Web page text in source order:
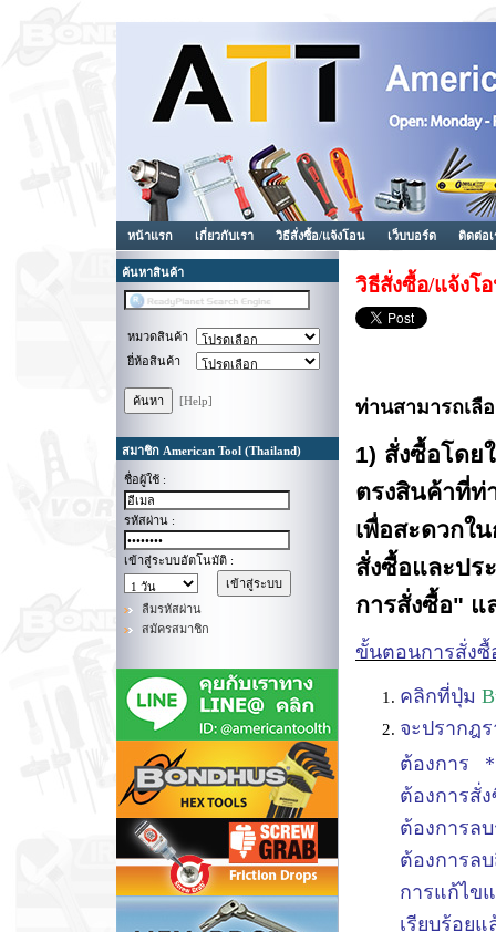
หน้าแรก เกี่ยวกับเรา วิธีสั่งซื้อ/แจ้งโอน เว็บบอร์ด ติดต่อเ
ค้นหาสินค้า
หมวดสินค้า
ยี่ห้อสินค้า
[Help]
สมาชิก American Tool (Thailand)
ชื่อผู้ใช้ :
รหัสผ่าน :
เข้าสู่ระบบอัตโนมัติ :
ลืมรหัสผ่าน
สมัครสมาชิก
วิธีสั่งซื้อ/แจ้งโ
ท่านสามารถเลื
1) สั่งซื้อโดย
ตรงสินค้าที่ท่
เพื่อสะดวกใ
สั่งซื้อและป
การสั่งซื้อ" แ
ขั้นตอนการสั่งซื้
คลิกที่ปุ่ม
จะปราก
ต้องการ
ต้องการสั่
ต้องการล
ต้องการ
การแก้ไข
เรียบร้อย